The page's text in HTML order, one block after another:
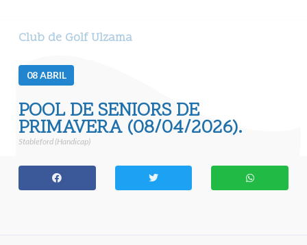
Club de Golf Ulzama
08ABRIL
POOL DE SENIORS DE
PRIMAVERA (08/04/2026).
Stableford (Handicap)